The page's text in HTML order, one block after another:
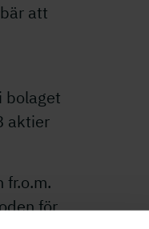
att
bolaget
aktier
fr.o.m.
för